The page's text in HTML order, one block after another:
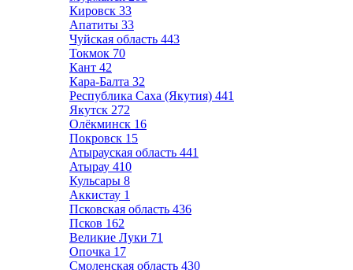
Кировск 33
Апатиты 33
Чуйская область 443
Токмок 70
Кант 42
Кара-Балта 32
Республика Саха (Якутия) 441
Якутск 272
Олёкминск 16
Покровск 15
Атырауская область 441
Атырау 410
Кульсары 8
Аккистау 1
Псковская область 436
Псков 162
Великие Луки 71
Опочка 17
Смоленская область 430